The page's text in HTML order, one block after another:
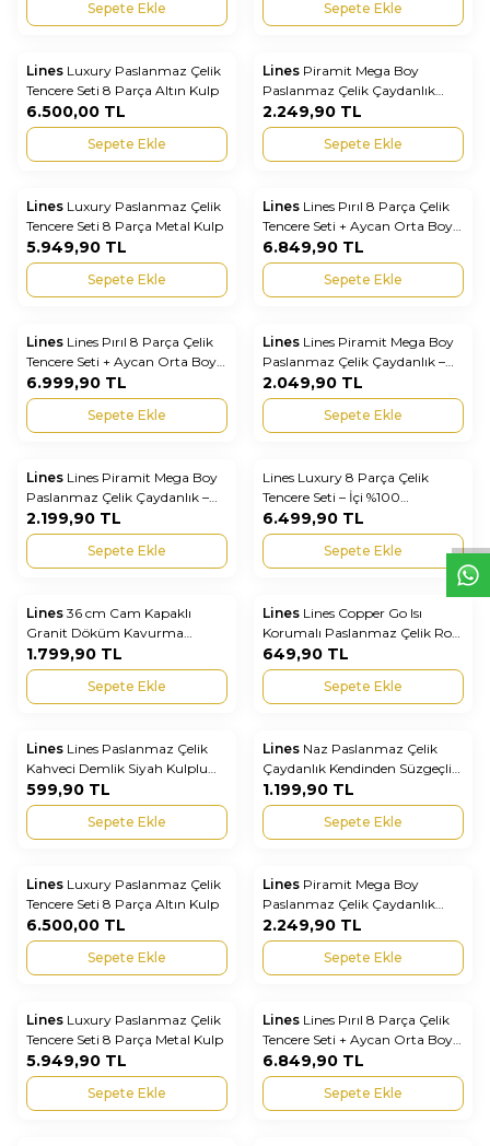
WhtsappDeseHatt
Sepete Ekle Sepete Ekle
Favorilere Ekle
Lines Luxury Paslanmaz Çelik
Tencere Seti 8 Parça Altın Kulp
6.500,00 TL
Sepete Ekle
Yeni
Favorilere Ekle
Lines Piramit Mega Boy
Paslanmaz Çelik Çaydanlık
Takımı Ahşap Kulp | Büyük
Hacimli Şık ve Dayanıklı Çelik
2.249,90 TL
Sepete Ekle
Favorilere Ekle
Lines Luxury Paslanmaz Çelik
Tencere Seti 8 Parça Metal Kulp
5.949,90 TL
Sepete Ekle
Yeni
Favorilere Ekle
Lines Lines Pırıl 8 Parça Çelik
Tencere Seti + Aycan Orta Boy
Çaydanlık | Paslanmaz Mutfak
& Çeyiz Seti Metal Kulp
6.849,90 TL
Sepete Ekle
Yeni
Favorilere Ekle
Lines Lines Pırıl 8 Parça Çelik
Tencere Seti + Aycan Orta Boy
Çaydanlık | Paslanmaz Mutfak
& Çeyiz Seti Altın Kulp
6.999,90 TL
Sepete Ekle
Yeni
Favorilere Ekle
Lines Lines Piramit Mega Boy
Paslanmaz Çelik Çaydanlık –
Metal Kulplu, Büyük Kapasiteli
ve Dayanıklı
2.049,90 TL
Sepete Ekle
Yeni
Favorilere Ekle
Lines Lines Piramit Mega Boy
Paslanmaz Çelik Çaydanlık –
Altın Kulplu, Büyük Kapasiteli
ve Dayanıklı
2.199,90 TL
Sepete Ekle
Yeni
Favorilere Ekle
Lines Luxury 8 Parça Çelik
Tencere Seti – İçi %100
Paslanmaz Çelik, Dışı Granit
Kaplama Premium Tencere Seti
6.499,90 TL
Sepete Ekle
Yeni
Favorilere Ekle
Lines 36 cm Cam Kapaklı
Granit Döküm Kavurma
Tenceresi – Yanmaz Yapışmaz
Derin Tencere
1.799,90 TL
Sepete Ekle
Favorilere Ekle
Lines Lines Copper Go Isı
Korumalı Paslanmaz Çelik Rose
Gold Yemek Termosu –
Sızdırmaz Çelik Termos
649,90 TL
Sepete Ekle
Favorilere Ekle
Lines Lines Paslanmaz Çelik
Kahveci Demlik Siyah Kulplu
Modern Çay Demliği
599,90 TL
Sepete Ekle
Favorilere Ekle
Lines Naz Paslanmaz Çelik
Çaydanlık Kendinden Süzgeçli
Modern Metal Kulp
1.199,90 TL
Sepete Ekle
Favorilere Ekle
Lines Luxury Paslanmaz Çelik
Tencere Seti 8 Parça Altın Kulp
6.500,00 TL
Sepete Ekle
Yeni
Favorilere Ekle
Lines Piramit Mega Boy
Paslanmaz Çelik Çaydanlık
Takımı Ahşap Kulp | Büyük
Hacimli Şık ve Dayanıklı Çelik
2.249,90 TL
Sepete Ekle
Favorilere Ekle
Lines Luxury Paslanmaz Çelik
Tencere Seti 8 Parça Metal Kulp
5.949,90 TL
Sepete Ekle
Yeni
Favorilere Ekle
Lines Lines Pırıl 8 Parça Çelik
Tencere Seti + Aycan Orta Boy
Çaydanlık | Paslanmaz Mutfak
& Çeyiz Seti Metal Kulp
6.849,90 TL
Sepete Ekle